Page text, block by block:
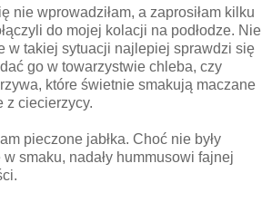
nie wprowadziłam, a zaprosiłam kilku
do mojej kolacji na podłodze. Nie
w takiej sytuacji najlepiej sprawdzi się
go w towarzystwie chleba, czy
które świetnie smakują maczane
z ciecierzycy.
pieczone jabłka. Choć nie były
smaku, nadały hummusowi fajnej